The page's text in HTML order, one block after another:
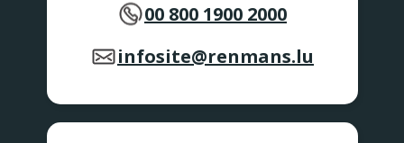
00 800 1900 2000
infosite@renmans.lu